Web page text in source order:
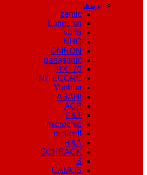
برندها
zemic
bongshin
varta
NHG
OMRON
panasonic
RX_70
NITECORE
Yaohua
ASAHI
ACP
F&T
microchip
molicell
R&A
SCHRACK
S
CAMOS